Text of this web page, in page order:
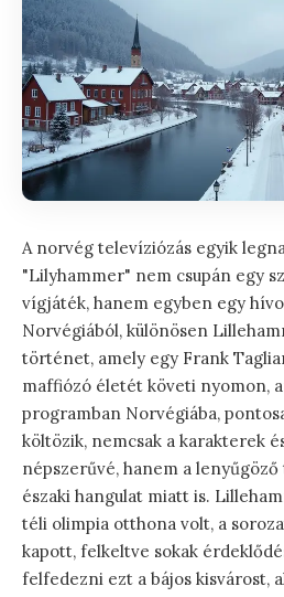
A norvég televíziózás egyik
"Lilyhammer" nem csupán egy
vígjáték, hanem egyben egy
Norvégiából, különösen
történet, amely egy Frank
maffiózó életét követi nyomon,
programban Norvégiába,
költözik, nemcsak a karakterek
népszerűvé, hanem a
északi hangulat miatt is.
téli olimpia otthona volt, a
kapott, felkeltve sokak
felfedezni ezt a bájos kisvárost,